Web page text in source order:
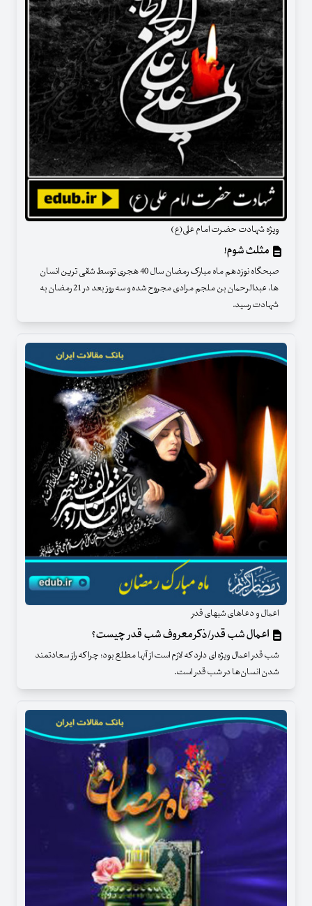
ویژه شهادت حضرت امام علی(ع)
مثلث شوم!
صبحگاه نوزدهم ماه مبارک رمضان سال 40 هجری توسط شقی ترین انسان
ها، عبدالرحمان بن ملجم مرادی مجروح شده و سه روز بعد در 21 رمضان به
شهادت رسید.
اعمال و دعاهای شبهای قدر
اعمال شب قدر/ذکر معروف شب قدر چیست؟
شب قدر اعمال ویژه ای دارد که لازم است از آنها مطلع بود؛ چرا که راز سعادتمند
شدن انسان‌ها در شب قدر است.